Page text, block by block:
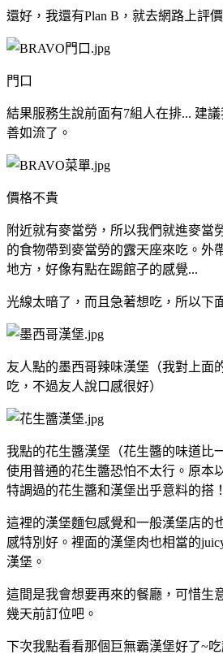
還好，我還有Plan B，就去網路上評價
門口
結果服務生說前面有7組人在排... 建
善如流了。
價格不貴
附近就有麥當勞，所以我們就進麥當
的食物帶到麥當勞的露天座來吃。外
地方，好像有點在踢館子的感覺...
光線太暗了，而且急著想吃，所以下
友人點的墨西哥辣味漢堡（我對上面
吃，不過友人說口感很好）
我點的花生醬漢堡（花生醬的味道比
使用普通的花生醬恐怕不太行。原本
特調過的花生醬和漢堡出乎意料的搭！
這裡的漢堡麵包感覺和一般漢堡店的
感特別好。裡面的漢堡肉也相當的
漢堡。
這間是我會想要再來的餐廳，可惜生
幾天前訂位吧。
下次我點看看那個巨無霸漢堡好了~